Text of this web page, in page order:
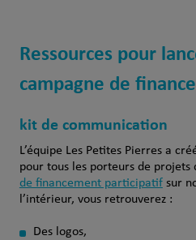
Ressources pour
campagne de
kit de communication
L’équipe Les Petites Pierres a
pour tous les porteurs de projets
de financement participatifsur
l’intérieur, vous retrouverez :
Des logos,